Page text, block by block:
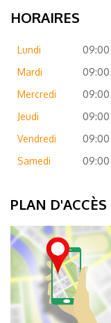
HORAIRES
Lundi
09:00
Mardi
09:00
Mercredi
09:00
Jeudi
09:00
Vendredi
09:00
Samedi
09:00
PLAN D'ACCÈS